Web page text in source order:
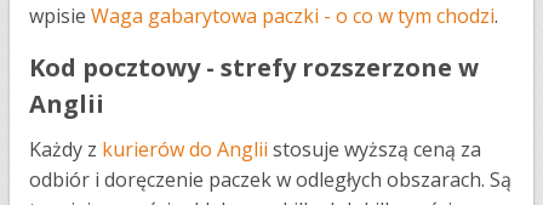
wpisie Waga gabarytowa paczki - o co w tym chodzi.
Kod pocztowy - strefy rozszerzone w
Anglii
Każdy z kurierów do Anglii stosuje wyższą ceną za
odbiór i doręczenie paczek w odległych obszarach. Są